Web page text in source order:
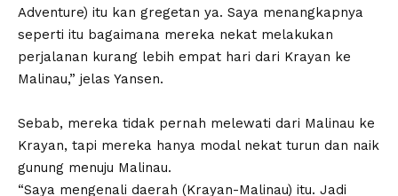
Adventure) itu kan gregetan ya. Saya menangkapnya
seperti itu bagaimana mereka nekat melakukan
perjalanan kurang lebih empat hari dari Krayan ke
Malinau,” jelas Yansen.
Sebab, mereka tidak pernah melewati dari Malinau ke
Krayan, tapi mereka hanya modal nekat turun dan naik
gunung menuju Malinau.
“Saya mengenali daerah (Krayan-Malinau) itu. Jadi